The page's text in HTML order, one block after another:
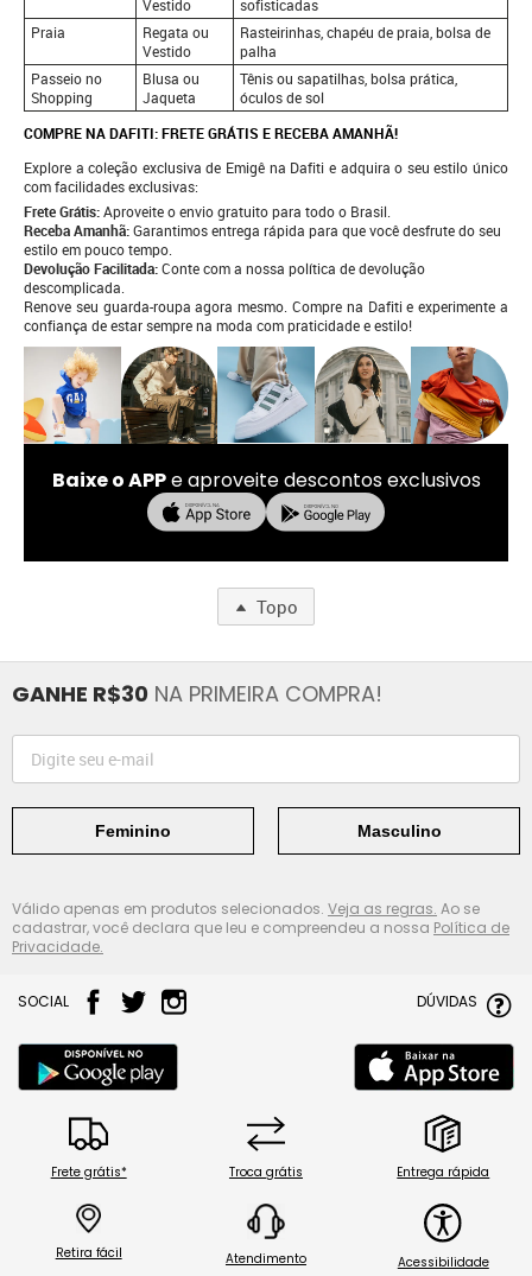
Vestido
sofisticadas
Praia
Regata ou
Vestido
Rasteirinhas, chapéu de praia, bolsa de
palha
Passeio no
Shopping
Blusa ou
Jaqueta
Tênis ou sapatilhas, bolsa prática,
óculos de sol
COMPRE NA DAFITI: FRETE GRÁTIS E RECEBA AMANHÃ!
Explore a coleção exclusiva de Emigê na Dafiti e adquira o seu estilo único
com facilidades exclusivas:
Frete Grátis:Aproveite o envio gratuito para todo o Brasil.
Receba Amanhã:Garantimos entrega rápida para que você desfrute do seu
estilo em pouco tempo.
Devolução Facilitada:Conte com a nossa política de devolução
descomplicada.
Renove seu guarda-roupa agora mesmo. Compre na Dafiti e experimente a
confiança de estar sempre na moda com praticidade e estilo!
Baixe o APPe aproveite descontos exclusivos
Topo
GANHE R$30 NA PRIMEIRA COMPRA!
Feminino Masculino
Válido apenas em produtos selecionados. Veja as regras. Ao se
cadastrar, você declara que leu e compreendeu a nossa Política de
Privacidade.
SOCIAL DÚVIDAS
Frete grátis* Troca grátis Entrega rápida
Retira fácil Atendimento Acessibilidade